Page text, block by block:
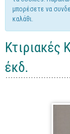
Linux
Unix
Office
μπορέσετε να
καλάθι.
Κτιριακές
έκδ.